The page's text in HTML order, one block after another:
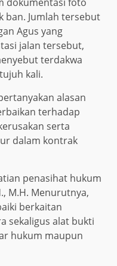
dokumentasi foto
ban. Jumlah tersebut
Agus yang
jalan tersebut,
terdakwa
kali.
alasan
terhadap
serta
dalam kontrak
penasihat hukum
M.H. Menurutnya,
berkaitan
sekaligus alat bukti
hukum maupun